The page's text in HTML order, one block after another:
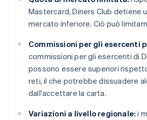
Mastercard, Diners Club detiene
mercato inferiore. Ciò può
Commissioni per gli esercenti
commissioni per gli esercenti di
possono essere superiori
reti, il che potrebbe dissuadere
dall'accettare la carta.
Variazioni a livello regionale: i